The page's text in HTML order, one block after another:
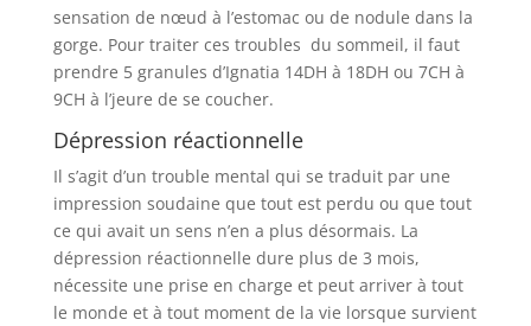
sensation de nœud à l’estomac ou de nodule dans la
gorge. Pour traiter ces troubles du sommeil, il faut
prendre 5 granules d’Ignatia 14DH à 18DH ou 7CH à
9CH à l’jeure de se coucher.
Dépression réactionnelle
Il s’agit d’un trouble mental qui se traduit par une
impression soudaine que tout est perdu ou que tout
ce qui avait un sens n’en a plus désormais. La
dépression réactionnelle dure plus de 3 mois,
nécessite une prise en charge et peut arriver à tout
le monde et à tout moment de la vie lorsque survient